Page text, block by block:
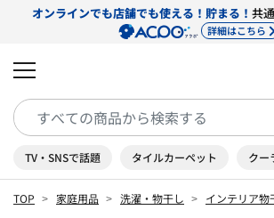
オンラインでも店舗でも使える！貯まる！ 共
詳細はこちら
TV・SNSで話題 タイルカーペット クー
TOP 家庭用品 洗濯・物干し インテリア物